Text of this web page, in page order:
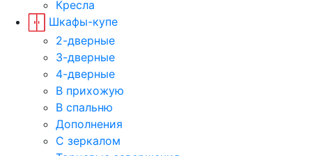
Кресла
Шкафы-купе
2-дверные
3-дверные
4-дверные
В прихожую
В спальню
Дополнения
С зеркалом